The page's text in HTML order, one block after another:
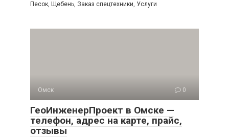
Песок, Щебень, Заказ спецтехники, Услуги
Омск 0
ГеоИнженерПроект в Омске —
телефон, адрес на карте, прайс,
отзывы